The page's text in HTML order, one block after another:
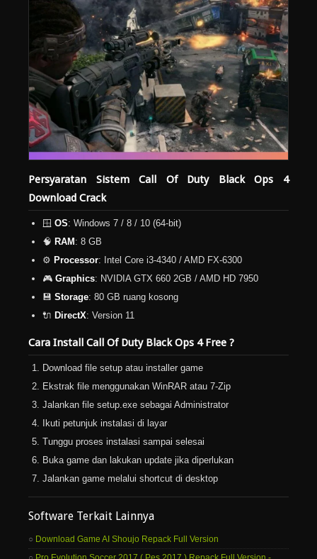
Persyaratan Sistem Call Of Duty Black Ops 4
Download Crack
🪟 OS: Windows 7 / 8 / 10 (64-bit)
🧠 RAM : 8 GB
⚙️ Processor: Intel Core i3-4340 / AMD FX-6300
🎮 Graphics: NVIDIA GTX 660 2GB / AMD HD 7950
💾 Storage: 80 GB ruang kosong
🔌 DirectX: Version 11
Cara Install Call Of Duty Black Ops 4 Free ?
Download file setup atau installer game
Ekstrak file menggunakan WinRAR atau 7-Zip
Jalankan file setup.exe sebagai Administrator
Ikuti petunjuk instalasi di layar
Tunggu proses instalasi sampai selesai
Buka game dan lakukan update jika diperlukan
Jalankan game melalui shortcut di desktop
Software Terkait Lainnya
Download Game AI Shoujo Repack Full Version